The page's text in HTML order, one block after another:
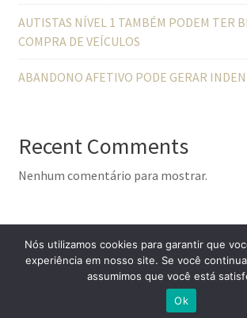
AUTISTAS NÍVEL 1 TAMBÉM PODEM TER
COMPRA DE VEÍCULOS
ABANDONO AFETIVO PODE GERAR
Recent Comments
Nenhum comentário para mostrar.
Lawyer Zone by
Nós utilizamos cookies para garantir que
experiência em nosso site. Se você
assumimos que você está
Ok